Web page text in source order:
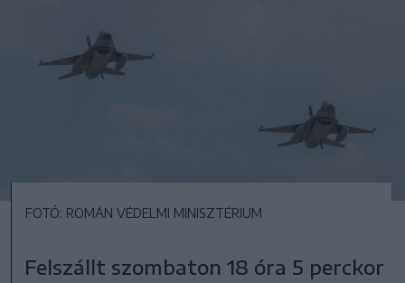
FOTÓ: ROMÁN VÉDELMI MINISZTÉRIUM
Felszállt szombaton 18 óra 5 perckor